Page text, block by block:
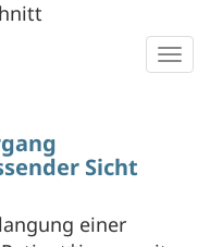
Sicht
einer